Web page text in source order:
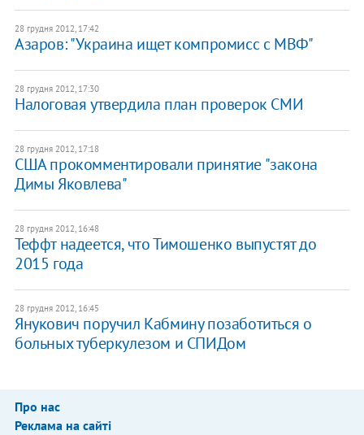
28 грудня 2012, 17:42
Азаров: "Украина ищет компромисс с МВФ"
28 грудня 2012, 17:30
Налоговая утвердила план проверок СМИ
28 грудня 2012, 17:18
США прокомментировали принятие "закона
Димы Яковлева"
28 грудня 2012, 16:48
Теффт надеется, что Тимошенко выпустят до
2015 года
28 грудня 2012, 16:45
Янукович поручил Кабмину позаботиться о
больных туберкулезом и СПИДом
Про нас
Реклама на сайті